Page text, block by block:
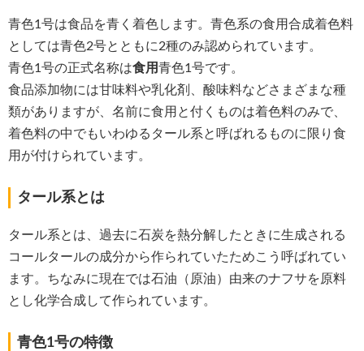
青色1号は食品を青く着色します。青色系の食用合成着色料
としては青色2号とともに2種のみ認められています。
青色1号の正式名称は食用青色1号です。
食品添加物には甘味料や乳化剤、酸味料などさまざまな種
類がありますが、名前に食用と付くものは着色料のみで、
着色料の中でもいわゆるタール系と呼ばれるものに限り食
用が付けられています。
タール系とは
タール系とは、過去に石炭を熱分解したときに生成される
コールタールの成分から作られていたためこう呼ばれてい
ます。ちなみに現在では石油（原油）由来のナフサを原料
とし化学合成して作られています。
青色1号の特徴